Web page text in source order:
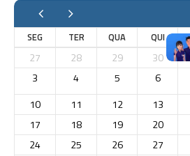
SEG TER QUA QUI
27 28 29 30
3
4 5 6
10
11 12 13
17
18 19 20
24
25 26 27